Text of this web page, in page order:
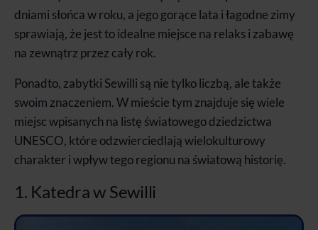
dniami słońca w roku, a jego gorące lata i łagodne zimy
sprawiają, że jest to idealne miejsce na relaks i zabawę
na zewnątrz przez cały rok.
Ponadto, zabytki Sewilli są nie tylko liczbą, ale także
swoim znaczeniem. W mieście tym znajduje się wiele
miejsc wpisanych na listę światowego dziedzictwa
UNESCO, które odzwierciedlają wielokulturowy
charakter i wpływ tego regionu na światową historię.
1. Katedra w Sewilli